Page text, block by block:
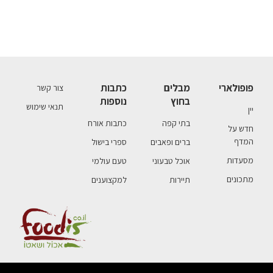
פופולארי
יין
חדש על
המדף
מסעדות
מתכונים
מבלים
בחוץ
בתי קפה
ברים ופאבים
אוכל טבעוני
תיירות
כתבות
נוספות
כתבות אורח
ספרי בישול
טעם עולמי
למקצוענים
צור קשר
תנאי שימוש